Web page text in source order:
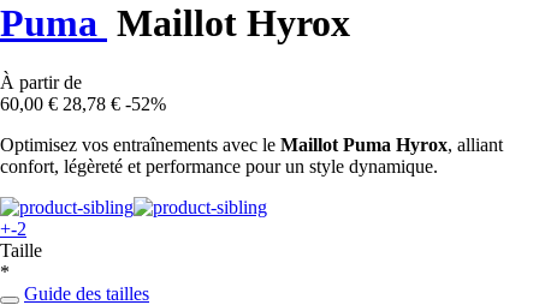
Puma Maillot Hyrox
À partir de
60,00 € 28,78 € -52%
Optimisez vos entraînements avec le Maillot Puma Hyrox, alliant
confort, légèreté et performance pour un style dynamique.
+-2
Taille
*
Guide des tailles